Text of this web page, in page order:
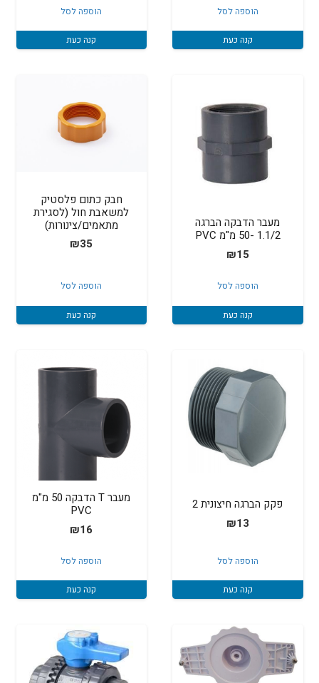
הוספה לסל
קנה כעת
הוספה לסל
קנה כעת
מעבר הדבקה הברגה
1.1/2 -50 מ"מ PVC
₪15
הוספה לסל
קנה כעת
חבק כתום פלסטיק
למשאבת חול (לסגירת
מתאמים/צינורות)
₪35
הוספה לסל
קנה כעת
פקק הברגה חיצונית 2
₪13
הוספה לסל
קנה כעת
מעבר T הדבקה 50 מ"מ
PVC
₪16
הוספה לסל
קנה כעת